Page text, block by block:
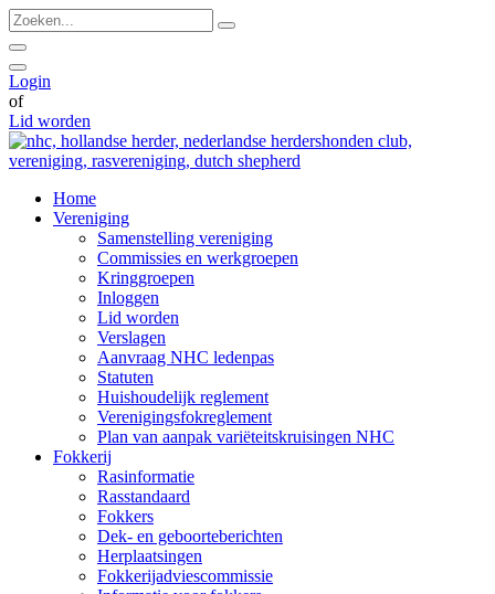
Ga
naar
inhoud
Zoeken...
Login
of
Lid worden
Home
Vereniging
Samenstelling vereniging
Commissies en werkgroepen
Kringgroepen
Inloggen
Lid worden
Verslagen
Aanvraag NHC ledenpas
Statuten
Huishoudelijk reglement
Verenigingsfokreglement
Plan van aanpak variëteitskruisingen NHC
Fokkerij
Rasinformatie
Rasstandaard
Fokkers
Dek- en geboorteberichten
Herplaatsingen
Fokkerijadviescommissie